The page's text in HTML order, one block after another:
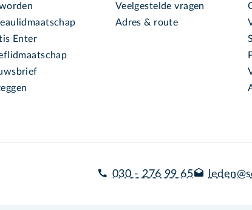
Enter
Veelgestelde vragen
Adres & route
030 - 276 99 65